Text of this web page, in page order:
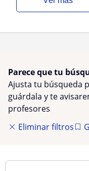
Parece que tu
Ajusta tu búsqueda
guárdala y te
profesores
Eliminar filtros